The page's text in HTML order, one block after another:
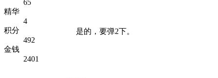
65
精华
4
积分
492
金钱
2401
是的，要弹2下。